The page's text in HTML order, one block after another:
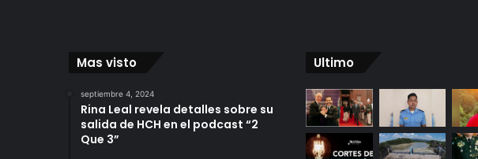
Mas visto
septiembre 4, 2024
Rina Leal revela detalles sobre su
salida de HCH en el podcast “2
Que 3”
Ultimo